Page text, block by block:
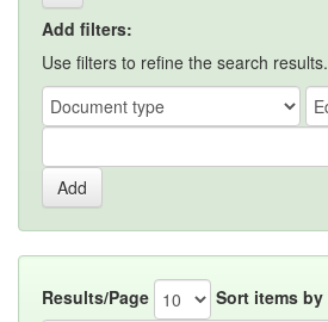
Add filters:
Use filters to refine the search results.
Results/Page Sort items by